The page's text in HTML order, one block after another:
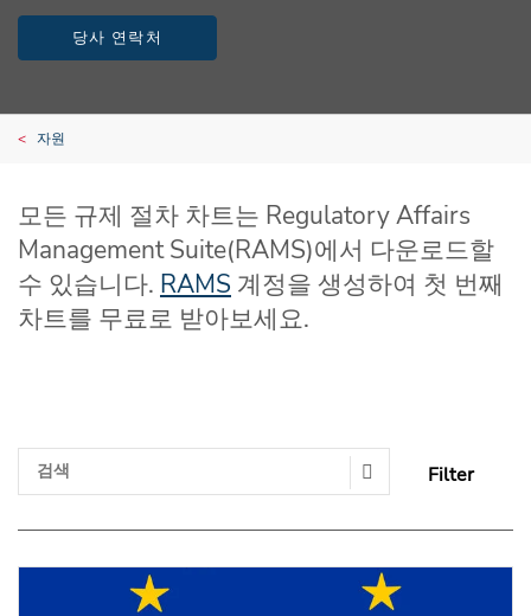
당사 연락처
자원
모든 규제 절차 차트는 Regulatory Affairs
Management Suite(RAMS)에서 다운로드할
수 있습니다. RAMS 계정을 생성하여 첫 번째
차트를 무료로 받아보세요.
Filter
Search Submit